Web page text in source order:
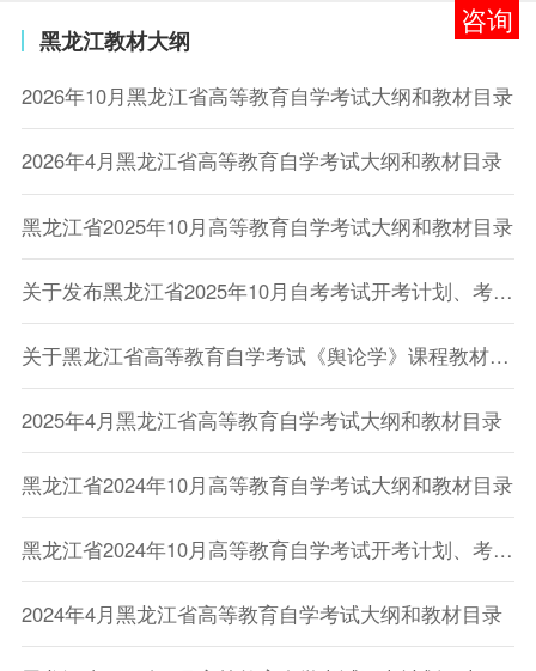
黑龙江教材大纲
2026年10月黑龙江省高等教育自学考试大纲和教材目录
2026年4月黑龙江省高等教育自学考试大纲和教材目录
黑龙江省2025年10月高等教育自学考试大纲和教材目录
关于发布黑龙江省2025年10月自考考试开考计划、考试大纲和教材目录的通知
关于黑龙江省高等教育自学考试《舆论学》课程教材调整的说明
2025年4月黑龙江省高等教育自学考试大纲和教材目录
黑龙江省2024年10月高等教育自学考试大纲和教材目录
黑龙江省2024年10月高等教育自学考试开考计划、考试大纲和教材目录的通知
2024年4月黑龙江省高等教育自学考试大纲和教材目录
咨询